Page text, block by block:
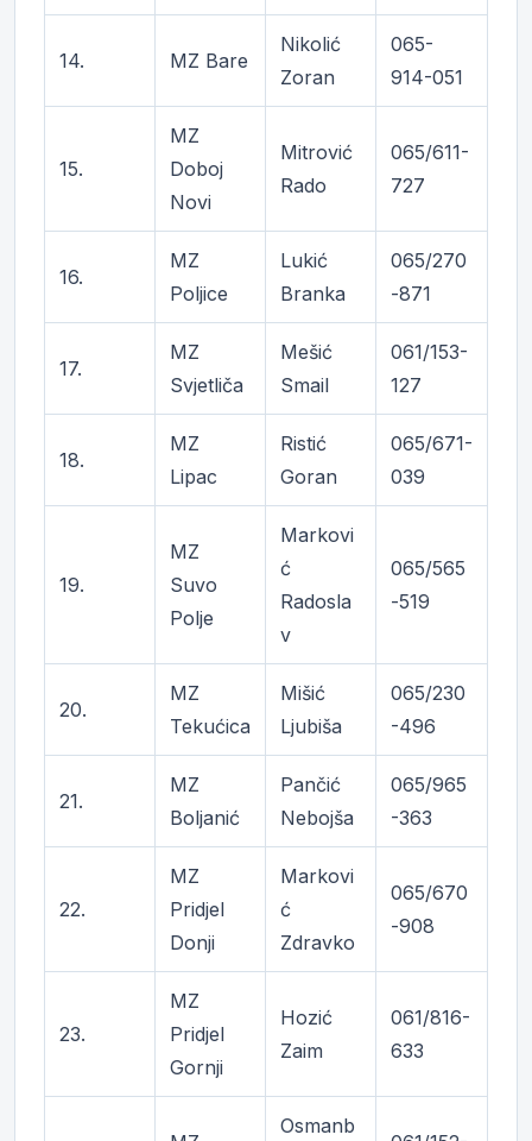
14. MZ Bare
Nikolić
Zoran
065-
914-051
15.
MZ
Doboj
Novi
Mitrović
Rado
065/611-
727
16.
MZ
Poljice
Lukić
Branka
065/270
-871
17.
MZ
Svjetliča
Mešić
Smail
061/153-
127
18.
MZ
Lipac
Ristić
Goran
065/671-
039
19.
MZ
Suvo
Polje
Markovi
ć
Radosla
v
065/565
-519
20.
MZ
Tekućica
Mišić
Ljubiša
065/230
-496
21.
MZ
Boljanić
Pančić
Nebojša
065/965
-363
22.
MZ
Pridjel
Donji
Markovi
ć
Zdravko
065/670
-908
23.
MZ
Pridjel
Gornji
Hozić
Zaim
061/816-
633
Osmanb